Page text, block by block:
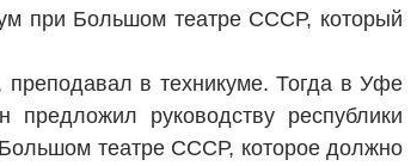
при Большом театре СССР, который
в техникуме. Тогда в Уфе
руководству республики
театре СССР, которое должно